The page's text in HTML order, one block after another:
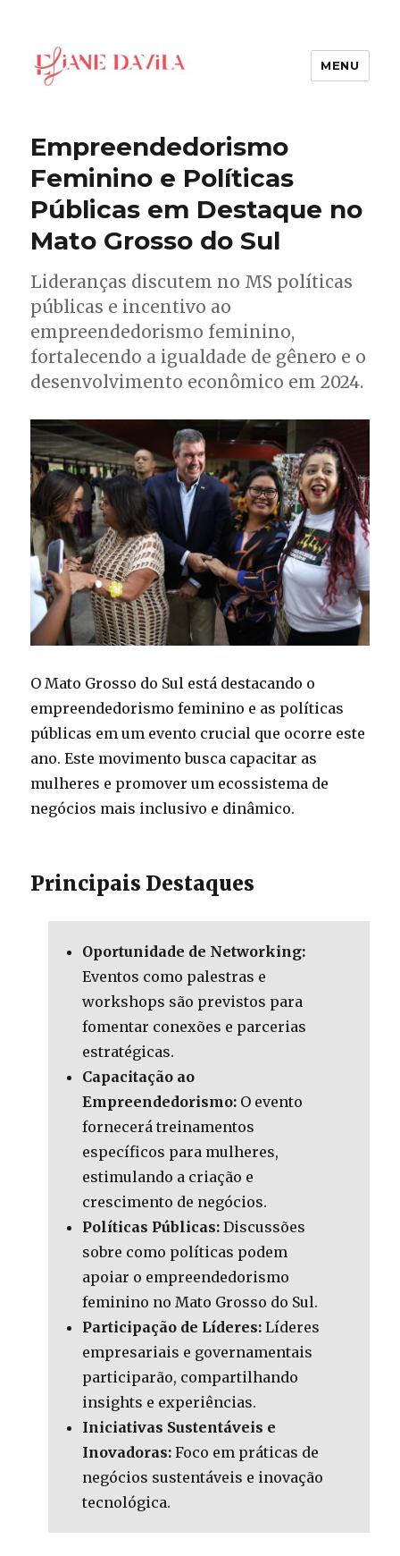
MENU
Empreendedorismo
Feminino e Políticas
Públicas em Destaque no
Mato Grosso do Sul
Lideranças discutem no MS políticas
públicas e incentivo ao
empreendedorismo feminino,
fortalecendo a igualdade de gênero e o
desenvolvimento econômico em 2024.
O Mato Grosso do Sul está destacando o
empreendedorismo feminino e as políticas
públicas em um evento crucial que ocorre este
ano. Este movimento busca capacitar as
mulheres e promover um ecossistema de
negócios mais inclusivo e dinâmico.
Principais Destaques
Oportunidade de Networking:
Eventos como palestras e
workshops são previstos para
fomentar conexões e parcerias
estratégicas.
Capacitação ao
Empreendedorismo: O evento
fornecerá treinamentos
específicos para mulheres,
estimulando a criação e
crescimento de negócios.
Políticas Públicas: Discussões
sobre como políticas podem
apoiar o empreendedorismo
feminino no Mato Grosso do Sul.
Participação de Líderes: Líderes
empresariais e governamentais
participarão, compartilhando
insights e experiências.
Iniciativas Sustentáveis e
Inovadoras: Foco em práticas de
negócios sustentáveis e inovação
tecnológica.